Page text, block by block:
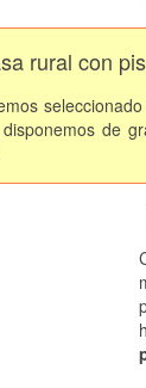
rural con
de